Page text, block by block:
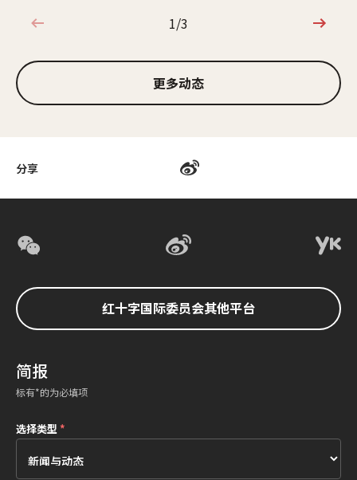
分享
1/3
1/3
更多动态
红十字国际委员会其他平台
简报
标有*的为必填项
选择类型*